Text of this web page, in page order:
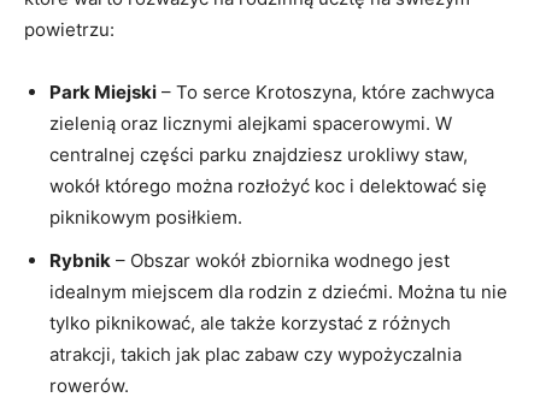
powietrzu:
Park Miejski – To serce Krotoszyna, które zachwyca
zielenią oraz licznymi alejkami spacerowymi. W
centralnej części parku znajdziesz urokliwy staw,
wokół którego można rozłożyć koc i delektować się
piknikowym posiłkiem.
Rybnik – Obszar wokół zbiornika wodnego jest
idealnym miejscem dla rodzin z dziećmi. Można tu nie
tylko piknikować, ale także korzystać z różnych
atrakcji, takich jak plac zabaw czy wypożyczalnia
rowerów.